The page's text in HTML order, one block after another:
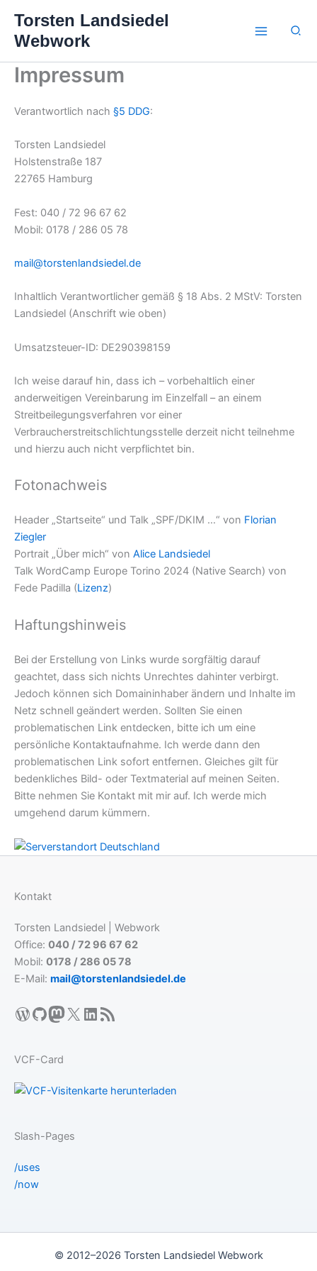
Inhalt
springen
Torsten Landsiedel
Webwork
Impressum
Verantwortlich nach §5 DDG:
Torsten Landsiedel
Holstenstraße 187
22765 Hamburg
Fest: 040 / 72 96 67 62
Mobil: 0178 / 286 05 78
mail@torstenlandsiedel.de
Inhaltlich Verantwortlicher gemäß § 18 Abs. 2 MStV: Torsten
Landsiedel (Anschrift wie oben)
Umsatzsteuer-ID: DE290398159
Ich weise darauf hin, dass ich – vorbehaltlich einer
anderweitigen Vereinbarung im Einzelfall – an einem
Streitbeilegungsverfahren vor einer
Verbraucherstreitschlichtungsstelle derzeit nicht teilnehme
und hierzu auch nicht verpflichtet bin.
Fotonachweis
Header „Startseite“ und Talk „SPF/DKIM …“ von Florian
Ziegler
Portrait „Über mich“ von Alice Landsiedel
Talk WordCamp Europe Torino 2024 (Native Search) von
Fede Padilla (Lizenz)
Haftungshinweis
Bei der Erstellung von Links wurde sorgfältig darauf
geachtet, dass sich nichts Unrechtes dahinter verbirgt.
Jedoch können sich Domaininhaber ändern und Inhalte im
Netz schnell geändert werden. Sollten Sie einen
problematischen Link entdecken, bitte ich um eine
persönliche Kontaktaufnahme. Ich werde dann den
problematischen Link sofort entfernen. Gleiches gilt für
bedenkliches Bild- oder Textmaterial auf meinen Seiten.
Bitte nehmen Sie Kontakt mit mir auf. Ich werde mich
umgehend darum kümmern.
Kontakt
Torsten Landsiedel | Webwork
Office: 040 / 72 96 67 62
Mobil: 0178 / 286 05 78
E-Mail: mail@torstenlandsiedel.de
WordPress
GitHub
Mastodon
X LinkedIn
RSS-Feed
VCF-Card
Slash-Pages
/uses
/now
© 2012–2026 Torsten Landsiedel Webwork